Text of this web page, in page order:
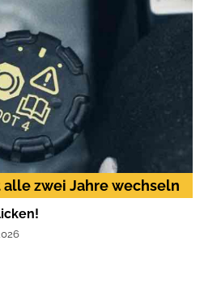
zwei Jahre wechseln